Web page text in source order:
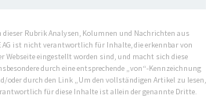
dieser Rubrik Analysen, Kolumnen und Nachrichten aus
AG ist nicht verantwortlich für Inhalte, die erkennbar von
Webseite eingestellt worden sind, und macht sich diese
durch eine entsprechende „von“-Kennzeichnung
durch den Link „Um den vollständigen Artikel zu lesen,
für diese Inhalte ist allein der genannte Dritte.